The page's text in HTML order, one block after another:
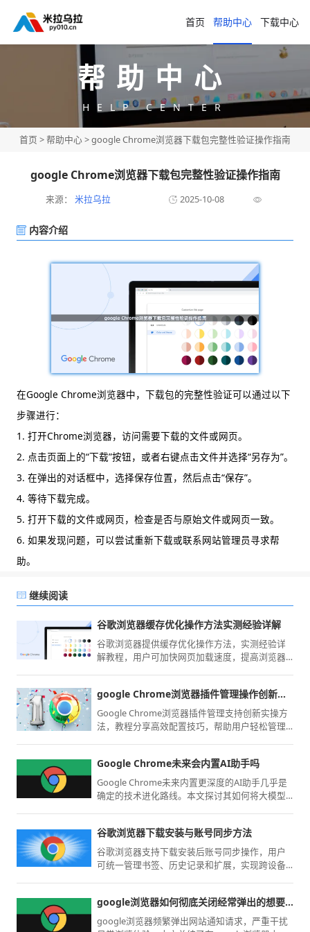
首页 帮助中心 下载中心
帮助中心
HELP CENTER
首页 >帮助中心> google Chrome浏览器下载包完整性验证操作指南
google Chrome浏览器下载包完整性验证操作指南
来源： 米拉乌拉 2025-10-08
内容介绍
在Google Chrome浏览器中，下载包的完整性验证可以通过以下
步骤进行：
1. 打开Chrome浏览器，访问需要下载的文件或网页。
2. 点击页面上的“下载”按钮，或者右键点击文件并选择“另存为”。
3. 在弹出的对话框中，选择保存位置，然后点击“保存”。
4. 等待下载完成。
5. 打开下载的文件或网页，检查是否与原始文件或网页一致。
6. 如果发现问题，可以尝试重新下载或联系网站管理员寻求帮
助。
继续阅读
谷歌浏览器缓存优化操作方法实测经验详解
谷歌浏览器提供缓存优化操作方法，实测经验详
解教程，用户可加快网页加载速度，提高浏览器
google Chrome浏览器插件管理操作创新实操方法
Google Chrome浏览器插件管理支持创新实操方
法，教程分享高效配置技巧，帮助用户轻松管理
Google Chrome未来会内置AI助手吗
Google Chrome未来内置更深度的AI助手几乎是
确定的技术进化路线。本文探讨其如何将大模型
谷歌浏览器下载安装与账号同步方法
谷歌浏览器支持下载安装后账号同步操作，用户
可统一管理书签、历史记录和扩展，实现跨设备
google浏览器如何彻底关闭经常弹出的想要发送通知
google浏览器频繁弹出网站通知请求，严重干扰